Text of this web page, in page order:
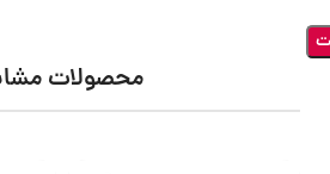
محصولات